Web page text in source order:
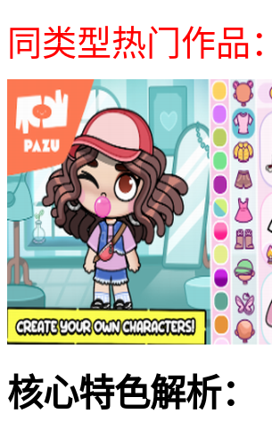
同类型热门作品：
核心特色解析：